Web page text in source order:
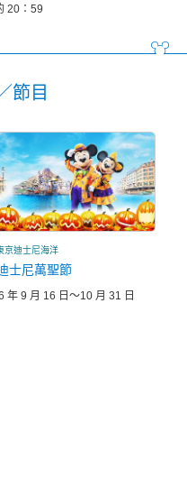
20：59
節目
京迪士尼海洋
士尼萬聖節
年 9 月 16 日～10 月 31 日